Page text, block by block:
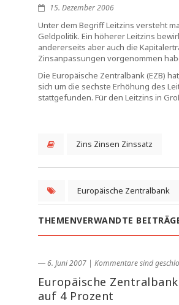
15. Dezember 2006
Unter dem Begriff Leitzins versteht
Geldpolitik. Ein höherer Leitzins
andererseits aber auch die
Zinsanpassungen vorgenommen
Die Europäische Zentralbank (EZB)
sich um die sechste Erhöhung des
stattgefunden. Für den Leitzins in
Zins Zinsen Zinssatz
Europäische Zentralbank
THEMENVERWANDTE
― 6. Juni 2007 | Kommentare sind
Europäische
auf 4 Prozent